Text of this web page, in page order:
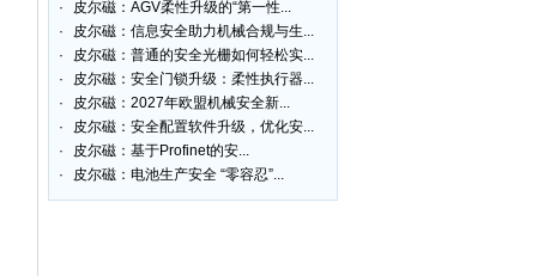
·
皮尔磁：AGV柔性升级的“第一性...
·
皮尔磁：信息安全助力机械合规与生...
·
皮尔磁：普通的安全光栅如何轻松实...
·
皮尔磁：安全门锁升级：柔性执行器...
·
皮尔磁：2027年欧盟机械安全新...
·
皮尔磁：安全配置软件升级，优化安...
·
皮尔磁：基于Profinet的安...
·
皮尔磁：电池生产安全 “零容忍”...